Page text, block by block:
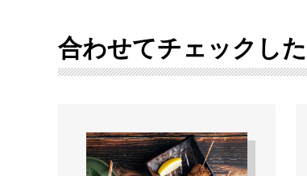
合わせてチェックし